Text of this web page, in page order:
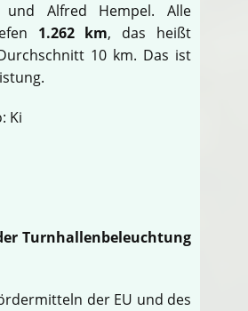
und Alfred Hempel. Alle
1.262 km, das heißt
10 km. Das ist
Ki
Turnhallenbeleuchtung
der EU und des